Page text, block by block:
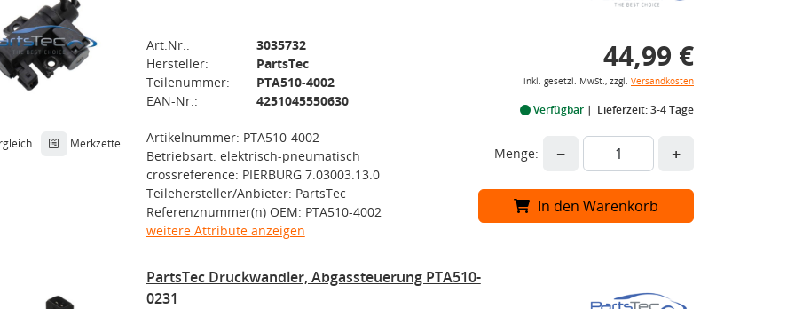
Merkzettel
Art.Nr.:
3035732
Hersteller:
PartsTec
Teilenummer:
PTA510-4002
EAN-Nr.:
4251045550630
Artikelnummer: PTA510-4002
Betriebsart: elektrisch-pneumatisch
crossreference: PIERBURG 7.03003.13.0
Teilehersteller/Anbieter: PartsTec
Referenznummer(n) OEM: PTA510-4002
weitere Attribute anzeigen
44,99 €
inkl. gesetzl. MwSt., zzgl. Versandkosten
Verfügbar Lieferzeit: 3-4 Tage
Menge: − +
In den Warenkorb
PartsTec Druckwandler, Abgassteuerung PTA510-
0231